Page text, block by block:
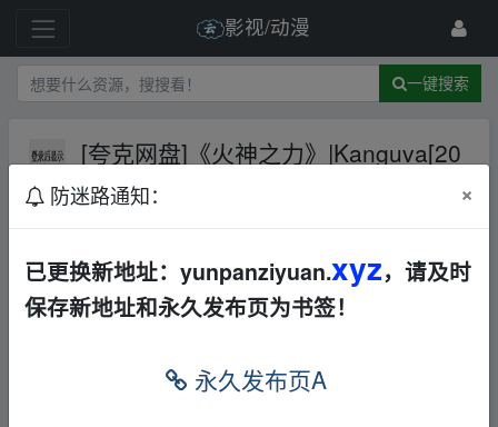
影视/动漫
一键搜索
[夸克网盘]《火神之力》|Kanguva[20
24]【电影】
(2024)
防迷路通知： ×
已更换新地址：yunpanziyuan.xyz，请及时
保存新地址和永久发布页为书签！
永久发布页A